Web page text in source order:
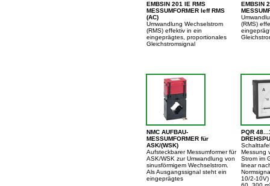
EMBSIN 201 IE RMS
MESSUMFORMER Ieff RMS
(AC)
Umwandlung Wechselstrom
(RMS) effektiv in ein
eingeprägtes, proportionales
Gleichstromsignal
EMBSIN
(RMS)
NMC AUFBAU-
MESSUMFORMER für
ASK/(WSK)
Aufsteckbarer Messumformer für
ASK/WSK zur Umwandlung von
sinusförmigem Wechselstrom.
Als Ausgangssignal steht ein
eingeprägtes
PQR
Messung
Strom im
linear
10/2-